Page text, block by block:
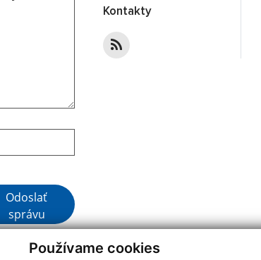
Používame cookies
reCaptcha Response
Odoslať
správu
Kontakty